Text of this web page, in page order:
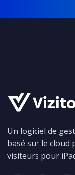
Un logiciel de
basé sur le cloud
visiteurs pour